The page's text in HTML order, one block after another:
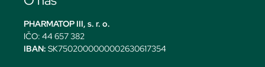
PHARMATOP III, s. r. o.
IČO: 44 657 382
IBAN: SK7502000000002630617354